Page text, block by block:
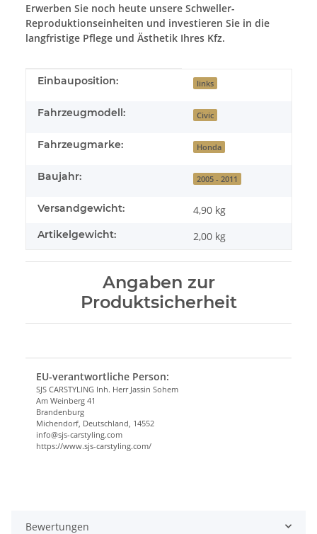
Erwerben Sie noch heute unsere Schweller-
Reproduktionseinheiten und investieren Sie in die
langfristige Pflege und Ästhetik Ihres Kfz.
Produkteigenschaft
Wert
Einbauposition: links
Fahrzeugmodell: Civic
Fahrzeugmarke: Honda
Baujahr: 2005 - 2011
Versandgewicht: 4,90 kg
Artikelgewicht: 2,00 kg
Angaben zur
Produktsicherheit
EU-verantwortliche Person:
SJS CARSTYLING Inh. Herr Jassin Sohem
Am Weinberg 41
Brandenburg
Michendorf, Deutschland, 14552
info@sjs-carstyling.com
https://www.sjs-carstyling.com/
Bewertungen